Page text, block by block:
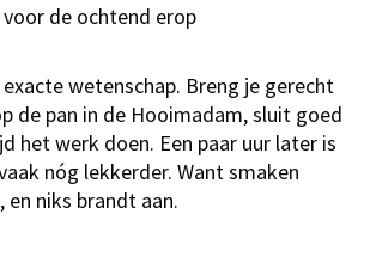
de ochtend erop
wetenschap. Breng je gerecht
de pan in de Hooimadam, sluit goed
het werk doen. Een paar uur later is
nóg lekkerder. Want smaken
niks brandt aan.